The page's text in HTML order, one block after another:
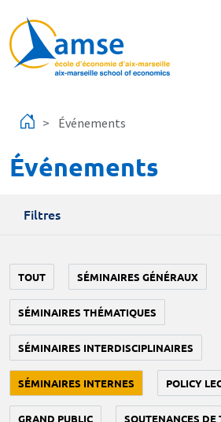
Événements
Événements
Filtres
TOUT SÉMINAIRES GÉNÉRAUX
SÉMINAIRES THÉMATIQUES
SÉMINAIRES INTERDISCIPLINAIRES
SÉMINAIRES INTERNES POLICY
GRAND PUBLIC SOUTENANCES DE